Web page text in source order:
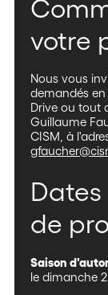
votre
Nous vous
demandés
Drive ou tout
Guillaume
CISM, à
de
Saison
le dimanche